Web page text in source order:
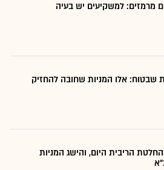
מרמזים: למשקיעים יש בעיה
שבטוח: אלו המניות שחובה להחזיק
הריבית היום, והישג המניות